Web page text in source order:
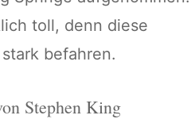
toll, denn diese
befahren.
Stephen King